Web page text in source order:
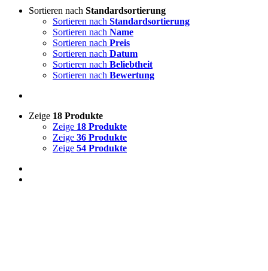
Sortieren nach Standardsortierung
Sortieren nach Standardsortierung
Sortieren nach Name
Sortieren nach Preis
Sortieren nach Datum
Sortieren nach Beliebtheit
Sortieren nach Bewertung
Zeige 18 Produkte
Zeige 18 Produkte
Zeige 36 Produkte
Zeige 54 Produkte